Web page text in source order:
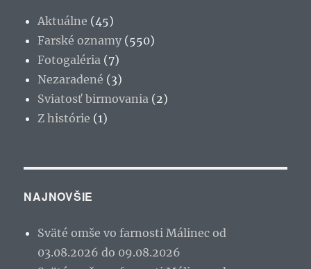
Aktuálne (45)
Farské oznamy (550)
Fotogaléria (7)
Nezaradené (3)
Sviatosť birmovania (2)
Z histórie (1)
NAJNOVŠIE
Sväté omše vo farnosti Málinec od
03.08.2026 do 09.08.2026